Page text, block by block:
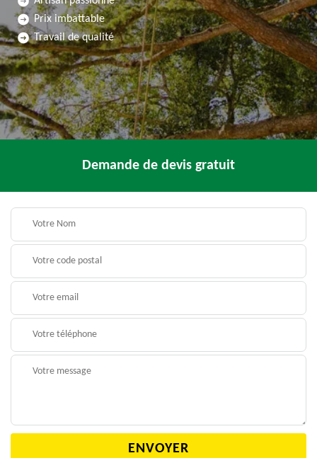
Prix imbattable
Travail de qualité
Demande de devis gratuit